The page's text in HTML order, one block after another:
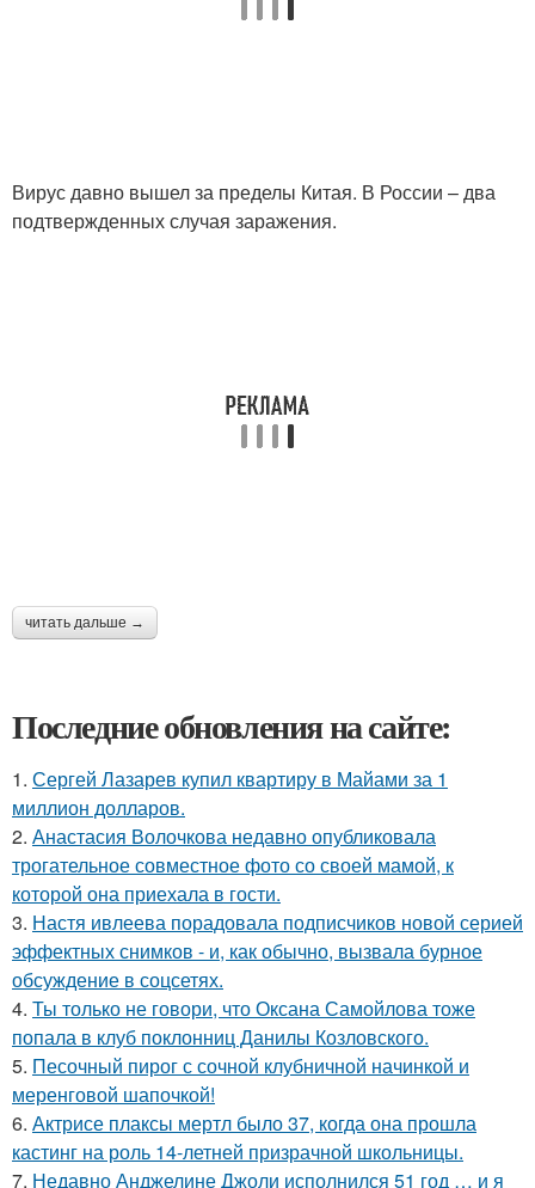
Вирус давно вышел за пределы Китая. В России – два
подтвержденных случая заражения.
читать дальше →
Последние обновления на сайте:
1. Сергей Лазарев купил квартиру в Майами за 1
миллион долларов.
2. Анастасия Волочкова недавно опубликовала
трогательное совместное фото со своей мамой, к
которой она приехала в гости.
3. Настя ивлеева порадовала подписчиков новой серией
эффектных снимков - и, как обычно, вызвала бурное
обсуждение в соцсетях.
4. Ты только не говори, что Оксана Самойлова тоже
попала в клуб поклонниц Данилы Козловского.
5. Песочный пирог с сочной клубничной начинкой и
меренговой шапочкой!
6. Актрисе плаксы мертл было 37, когда она прошла
кастинг на роль 14-летней призрачной школьницы.
7. Недавно Анджелине Джоли исполнился 51 год … и я